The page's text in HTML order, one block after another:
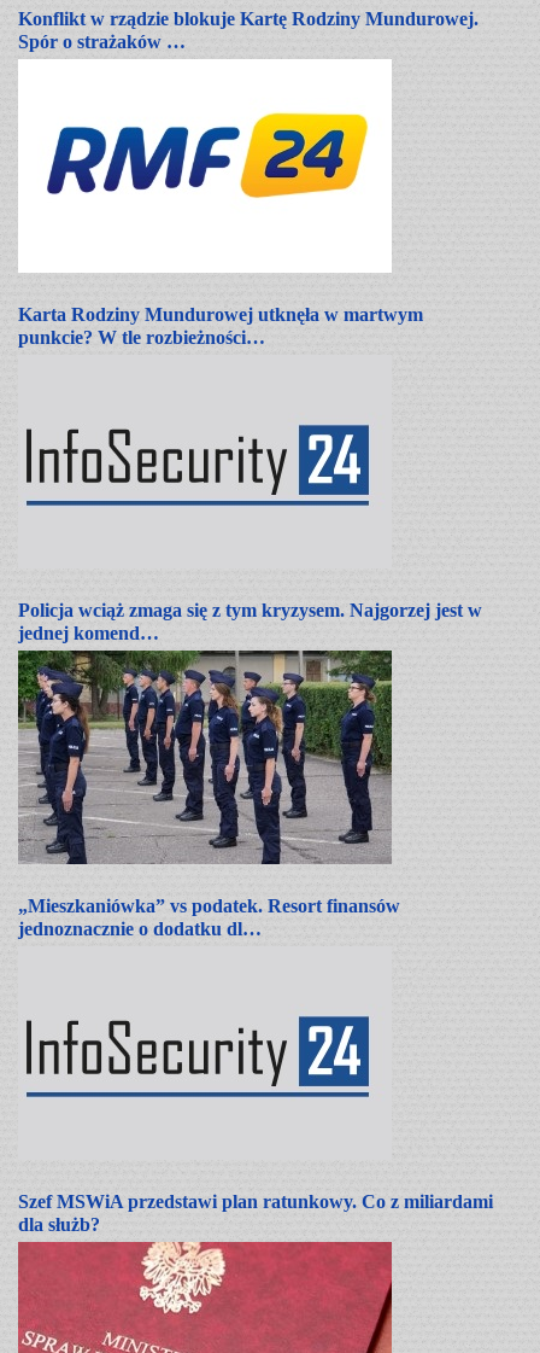
Konflikt w rządzie blokuje Kartę Rodziny Mundurowej.
Spór o strażaków …
Karta Rodziny Mundurowej utknęła w martwym
punkcie? W tle rozbieżności…
Policja wciąż zmaga się z tym kryzysem. Najgorzej jest w
jednej komend…
„Mieszkaniówka” vs podatek. Resort finansów
jednoznacznie o dodatku dl…
Szef MSWiA przedstawi plan ratunkowy. Co z miliardami
dla służb?